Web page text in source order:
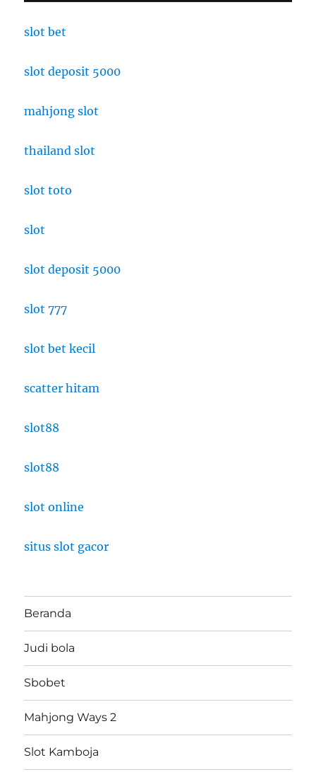
slot bet
slot deposit 5000
mahjong slot
thailand slot
slot toto
slot
slot deposit 5000
slot 777
slot bet kecil
scatter hitam
slot88
slot88
slot online
situs slot gacor
Beranda
Judi bola
Sbobet
Mahjong Ways 2
Slot Kamboja